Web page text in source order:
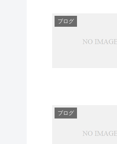
ブログ
ブログ